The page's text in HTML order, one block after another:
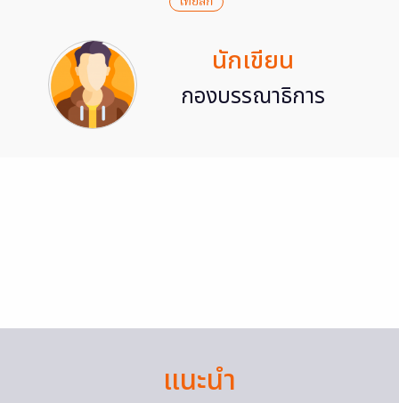
นักเขียน
กองบรรณาธิการ
แนะนำ